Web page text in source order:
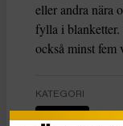
eller andra nära
fylla i blanketter.
också minst fem
KATEGORI